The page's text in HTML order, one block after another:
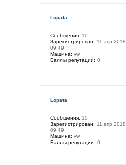
Lopata
Сообщения: 10
Зарегистрирован: 11 апр 2018,
09:49
Машина: vw
Баллы репутации: 0
Lopata
Сообщения: 10
Зарегистрирован: 11 апр 2018,
09:49
Машина: vw
Баллы репутации: 0